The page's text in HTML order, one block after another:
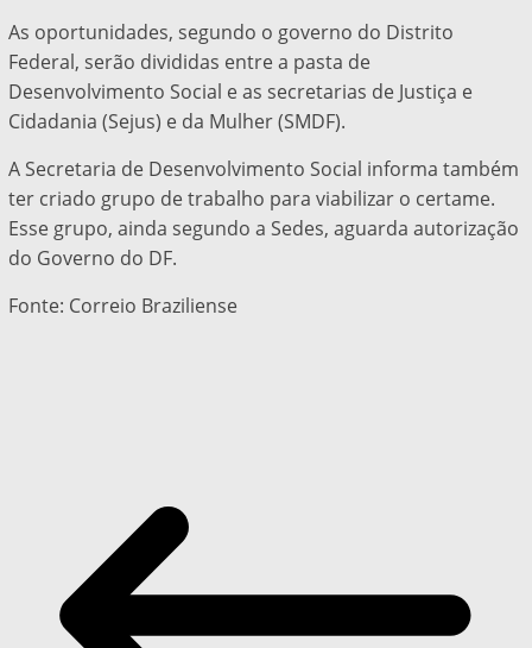
As oportunidades, segundo o governo do Distrito
Federal, serão divididas entre a pasta de
Desenvolvimento Social e as secretarias de Justiça e
Cidadania (Sejus) e da Mulher (SMDF).
A Secretaria de Desenvolvimento Social informa também
ter criado grupo de trabalho para viabilizar o certame.
Esse grupo, ainda segundo a Sedes, aguarda autorização
do Governo do DF.
Fonte: Correio Braziliense